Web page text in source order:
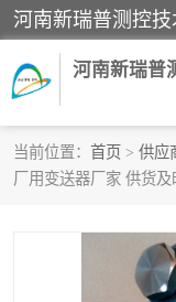
河南新瑞普
当前位置： 首页 > 供应
厂用变送器厂家 供货及
霍尼韦尔压力变送
1151/3351产品分